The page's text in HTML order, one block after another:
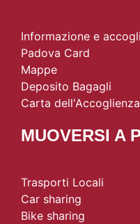
Informazione e
Padova Card
Mappe
Deposito Bagagli
Carta
MUOVERSI A
Trasporti Locali
Car sharing
Bike sharing